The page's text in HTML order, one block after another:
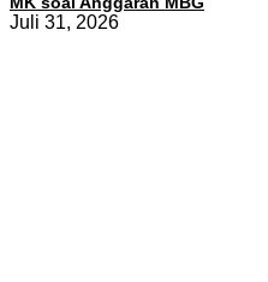
Juli 31, 2026